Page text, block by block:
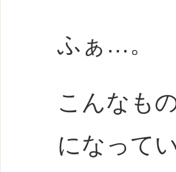
ふぁ…。
こんなも
になってい